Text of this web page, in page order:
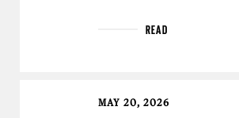
READ
MAY 20, 2026